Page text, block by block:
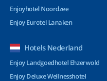
Enjoyhotel Noordzee
Enjoy Eurotel Lanaken
Hotels Nederland
Enjoy Landgoedhotel Ehzerwold
Enjoy Deluxe Wellnesshotel